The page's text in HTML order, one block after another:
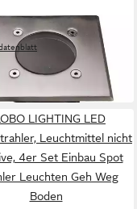
bei dir
LIGHTING LED
Leuchtmittel nicht
4er Set Einbau Spot
Leuchten Geh Weg
Boden